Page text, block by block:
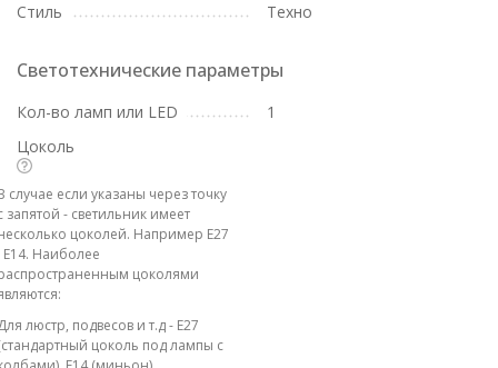
Стиль
Техно
Светотехнические параметры
Кол-во ламп или LED
1
Цоколь
случае если указаны через точку
запятой - светильник имеет
цоколей. Например E27
E14. Наиболее
цоколями
люстр, подвесов и т.д - E27
цоколь под лампы с